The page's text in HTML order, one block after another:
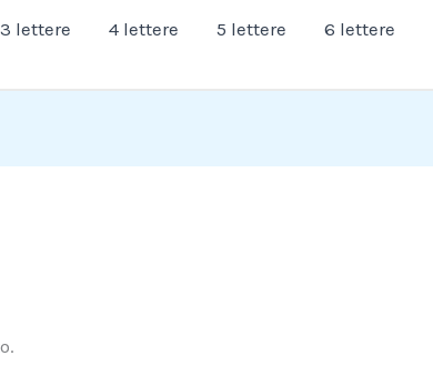
3 lettere 4 lettere 5 lettere 6 lettere